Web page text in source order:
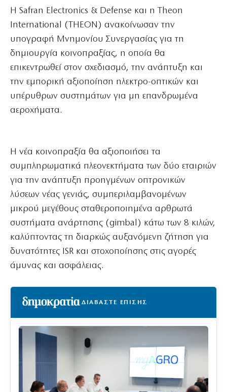
Η Safran Electronics & Defense και η Theon
International (THEON) ανακοίνωσαν την
υπογραφή Μνημονίου Συνεργασίας για τη
δημιουργία κοινοπραξίας, η οποία θα
επικεντρωθεί στον σχεδιασμό, την ανάπτυξη και
την εμπορική αξιοποίηση ηλεκτρο-οπτικών και
υπέρυθρων συστημάτων για μη επανδρωμένα
αεροχήματα.
Η νέα κοινοπραξία θα αξιοποιήσει τα
συμπληρωματικά πλεονεκτήματα των δύο εταιριών
για την ανάπτυξη προηγμένων οπτρονικών
λύσεων νέας γενιάς, συμπεριλαμβανομένων
μικρού μεγέθους σταθεροποιημένα αρθρωτά
συστήματα ανάρτησης (gimbal) κάτω των 8 κιλών,
καλύπτοντας τη διαρκώς αυξανόμενη ζήτηση για
δυνατότητες ISR και στοχοποίησης στις αγορές
άμυνας και ασφάλειας.
ΔΙΑΒΑΣΤΕ ΕΠΙΣΗΣ